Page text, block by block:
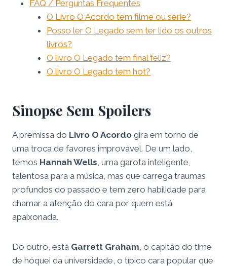
FAQ / Perguntas Frequentes
O Livro O Acordo tem filme ou série?
Posso ler O Legado sem ter lido os outros
livros?
O livro O Legado tem final feliz?
O livro O Legado tem hot?
Sinopse Sem Spoilers
A premissa do Livro O Acordo gira em torno de
uma troca de favores improvável. De um lado,
temos Hannah Wells , uma garota inteligente,
talentosa para a música, mas que carrega traumas
profundos do passado e tem zero habilidade para
chamar a atenção do cara por quem está
apaixonada.
Do outro, está Garrett Graham , o capitão do time
de hóquei da universidade, o típico cara popular que